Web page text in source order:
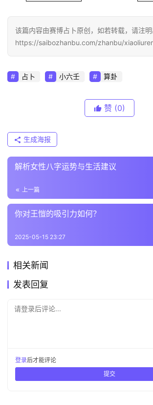
该篇内容由赛博占卜原创，如若转载，请注明
https://saibozhanbu.com/zhanbu/
占卜 小六壬 算卦
赞 (0)
生成海报
解析女性八字运势与生活建议
上一篇
你对王愷的吸引力如何？
2025-05-15 23:27
相关新闻
发表回复
请登录后评论...
登录后才能评论
提交